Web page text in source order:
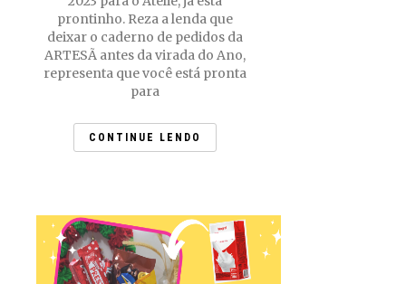
prontinho. Reza a lenda que
deixar o caderno de pedidos da
ARTESÃ antes da virada do Ano,
representa que você está pronta
para
CONTINUE LENDO